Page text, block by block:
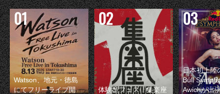
Watson、地元・徳島
にてフリーライブ開
体験型フェス『集楽座
日本初上陸
Bull
Awichが出